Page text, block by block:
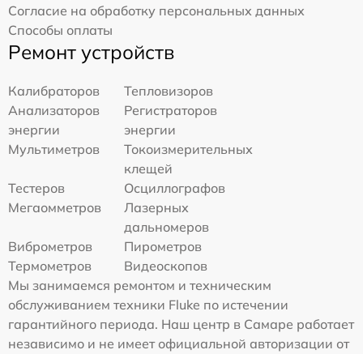
Согласие на обработку персональных данных
Способы оплаты
Ремонт устройств
Калибраторов
Тепловизоров
Анализаторов
энергии
Регистраторов
энергии
Мультиметров
Токоизмерительных
клещей
Тестеров
Осциллографов
Мегаомметров
Лазерных
дальномеров
Виброметров
Пирометров
Термометров
Видеоскопов
Мы занимаемся ремонтом и техническим
обслуживанием техники Fluke по истечении
гарантийного периода. Наш центр в Самаре работает
независимо и не имеет официальной авторизации от